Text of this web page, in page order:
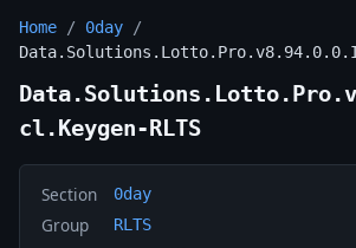
Home / 0day /
cl.Keygen-RLTS
Section 0day
Group RLTS